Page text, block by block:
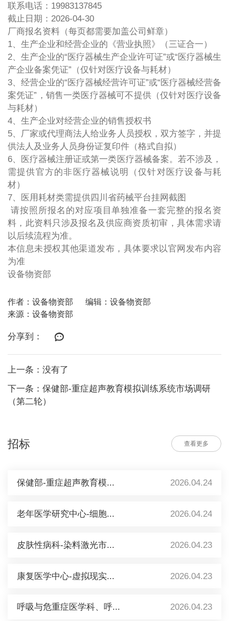
联系电话：19983137845
截止日期：2026-04-30
厂商报名资料（每页都需要加盖公司鲜章）
1、生产企业和经营企业的《营业执照》（三证合一）
2、生产企业的“医疗器械生产企业许可证”或“医疗器械生
产企业备案凭证”（仅针对医疗设备与耗材）
3、经营企业的“医疗器械经营许可证”或“医疗器械经营备
案凭证”，销售一类医疗器械可不提供（仅针对医疗设备
与耗材）
4、生产企业对经营企业的销售授权书
5、厂家或代理商法人给业务人员授权，双方签字，并提
供法人及业务人员身份证复印件（格式自拟）
6、医疗器械注册证或第一类医疗器械备案。若不涉及，
需提供官方的非医疗器械说明（仅针对医疗设备与耗
材）
7、医用耗材类需提供四川省药械平台挂网截图
请按照所报名的对应项目单独准备一套完整的报名资
料，此资料只涉及报名及供应商资质初审，具体需求请
以后续流程为准。
本信息未授权其他渠道发布，具体要求以官网发布内容
为准
设备物资部
作者：设备物资部
编辑：设备物资部
来源：设备物资部
分享到：
上一条：没有了
下一条：保健部-重症超声教育模拟训练系统市场调研
（第二轮）
招标 查看更多
保健部-重症超声教育模... 2026.04.24
老年医学研究中心-细胞... 2026.04.24
皮肤性病科-染料激光市... 2026.04.23
康复医学中心-虚拟现实... 2026.04.23
呼吸与危重症医学科、呼... 2026.04.23